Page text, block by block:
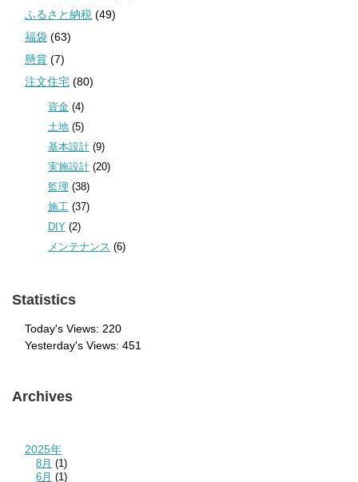
ふるさと納税 (49)
福袋 (63)
懸賞 (7)
注文住宅 (80)
資金(4)
土地(5)
基本設計(9)
実施設計(20)
監理 (38)
施工 (37)
DIY(2)
メンテナンス (6)
Statistics
Today's Views: 220
Yesterday's Views: 451
Archives
2025年
8月 (1)
6月 (1)